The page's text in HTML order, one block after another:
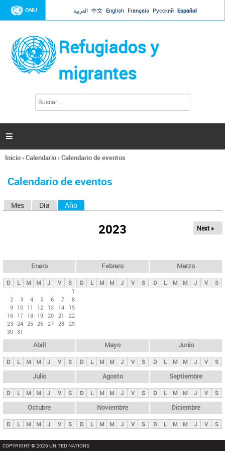
Jump to navigation
ONU العربية 中文 English Français Русский Español
Refugiados y
migrantes
l
d
s

Se
usted
Inicio›Calendario›Calendario de eventos
Calendario de eventos
s
p
n
c
i
p
l
e
s
Mes Día Año
2023 Next »
Enero
D L M M J V
S
1
2
3 4 5 6 7
8
9 10 11 12 13 14
15
16 17 18 19 20 21
22
23 24 25 26 27 28 29
30 31
Febrero
D L M M J V S
Marzo
D L M M J V S
Abril
D L M M J V S
Mayo
D L M M J V S
Junio
D L M M J V S
Julio
D L M M J V S
Agosto
D L M M J V S
Septiembre
D L M M J V S
Octubre
D L M M J V S
Noviembre
D L M M J V S
Diciembre
D L M M J V S
COPYRIGHT © 2026 UNITED NATIONS